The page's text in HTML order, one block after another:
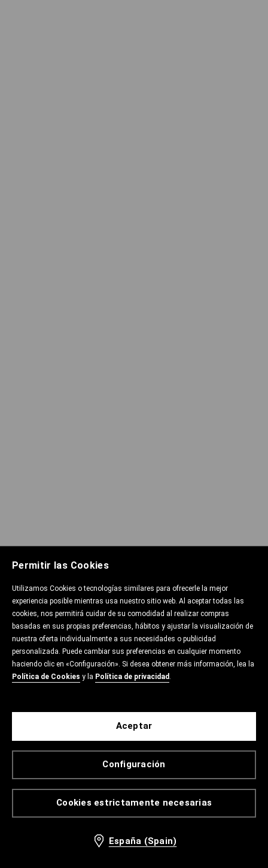
Permitir las Cookies
Utilizamos Cookies o tecnologías similares para ofrecerle la mejor
experiencia posible mientras usa nuestro sitio web. Al aceptar todas las
cookies, nos permitirá cuidar de su comodidad al realizar compras
basadas en sus propias preferencias, hábitos y ajustar la visualización de
nuestra oferta individualmente a sus necesidades o publicidad
personalizada. Puede cambiar sus preferencias en cualquier momento
haciendo clic en «Configuración». Si desea obtener más información, lea la
Política de Cookies y la Política de privacidad.
Cookies estrictamente necesarias
Configuración
Aceptar
España (Spain)